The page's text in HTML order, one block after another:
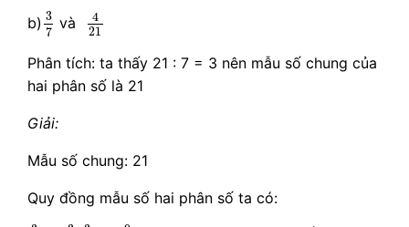
b) 3
7
3
và
4
21
421
Phân tích: ta thấy 21 : 7 = 3 nên mẫu số chung của
hai phân số là 21
Giải:
Mẫu số chung: 21
Quy đồng mẫu số hai phân số ta có: